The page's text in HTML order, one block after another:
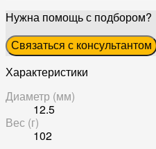
Нужна помощь с подбором?
Связаться с консультантом
Характеристики
Диаметр (мм)
12.5
Вес (г)
102